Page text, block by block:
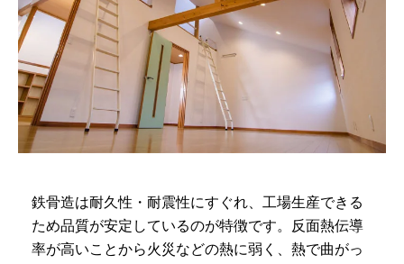
鉄骨造は耐久性・耐震性にすぐれ、工場生産できる
ため品質が安定しているのが特徴です。反面熱伝導
率が高いことから火災などの熱に弱く、熱で曲がっ